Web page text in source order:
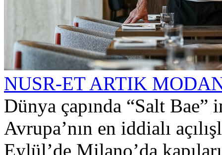
NUSR-ET ARTIK
Dünya çapında “Salt Bae”
Avrupa’nın en iddialı
Eylül’de Milano’da